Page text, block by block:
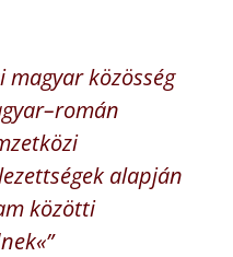
közösség
alapján
közötti